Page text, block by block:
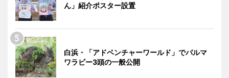
ん」紹介ポスター設置
白浜・「アドベンチャーワールド」でパルマ
ワラビー3頭の一般公開